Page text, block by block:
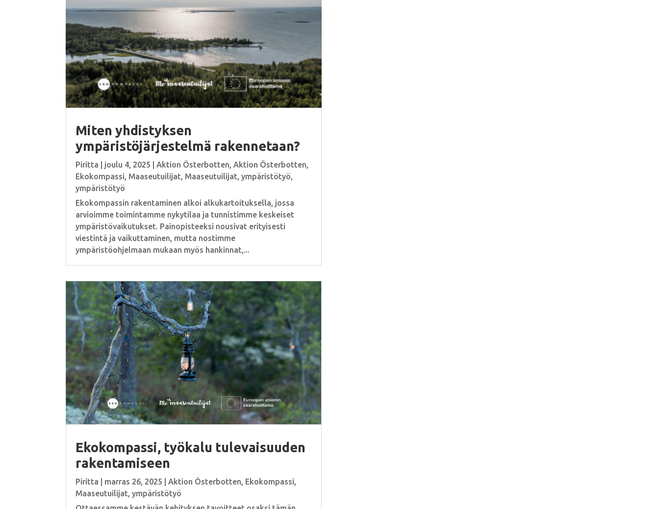
Miten yhdistyksen
ympäristöjärjestelmä rakennetaan?
Piritta joulu 4, 2025 |Aktion Österbotten,Aktion Österbotten,
Ekokompassi, Maaseutuilijat, Maaseutuilijat,ympäristötyö,
ympäristötyö
Ekokompassin rakentaminen alkoi alkukartoituksella, jossa
arvioimme toimintamme nykytilaa ja tunnistimme keskeiset
ympäristövaikutukset. Painopisteeksi nousivat erityisesti
viestintä ja vaikuttaminen, mutta nostimme
ympäristöohjelmaan mukaan myös hankinnat,...
Ekokompassi, työkalu tulevaisuuden
rakentamiseen
Piritta marras 26, 2025 |Aktion Österbotten, Ekokompassi,
Maaseutuilijat,ympäristötyö